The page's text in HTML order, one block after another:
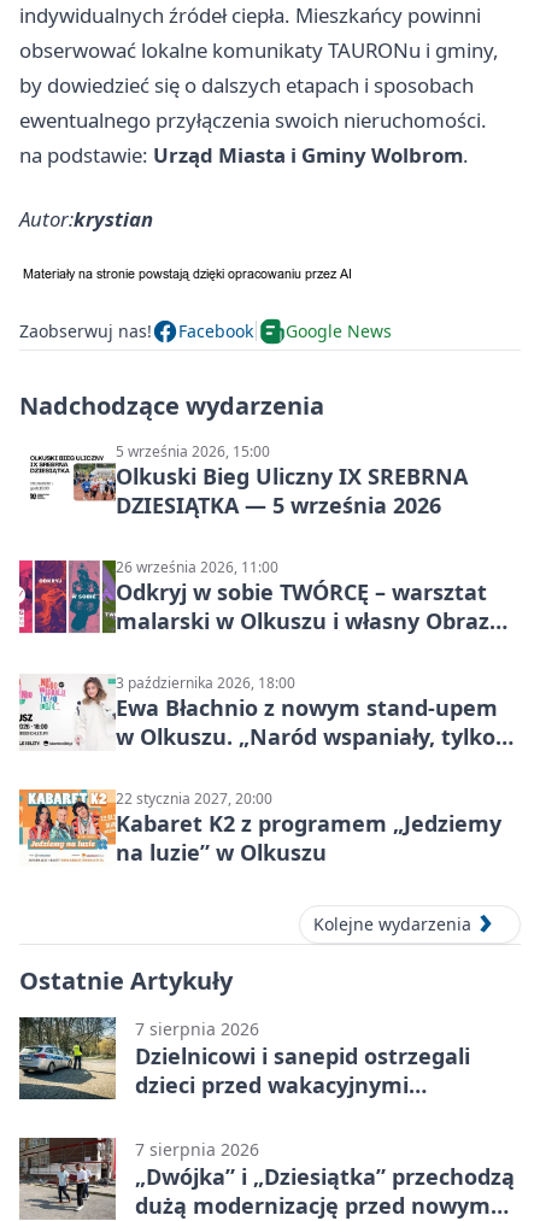
indywidualnych źródeł ciepła. Mieszkańcy powinni
obserwować lokalne komunikaty TAURONu i gminy,
by dowiedzieć się o dalszych etapach i sposobach
ewentualnego przyłączenia swoich nieruchomości.
na podstawie: Urząd Miasta i Gminy Wolbrom.
Autor:krystian
Zaobserwuj nas! Facebook Google News
Nadchodzące wydarzenia
5 września 2026, 15:00
Olkuski Bieg Uliczny IX SREBRNA
DZIESIĄTKA — 5 września 2026
26 września 2026, 11:00
Odkryj w sobie TWÓRCĘ – warsztat
malarski w Olkuszu i własny Obraz
3 października 2026, 18:00
Ewa Błachnio z nowym stand-upem
w Olkuszu. „Naród wspaniały, tylko
22 stycznia 2027, 20:00
Kabaret K2 z programem „Jedziemy
na luzie” w Olkuszu
Kolejne wydarzenia
Ostatnie Artykuły
7 sierpnia 2026
Dzielnicowi i sanepid ostrzegali
dzieci przed wakacyjnymi
7 sierpnia 2026
„Dwójka” i „Dziesiątka” przechodzą
dużą modernizację przed nowym